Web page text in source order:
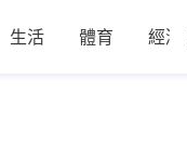
生活 體育 經濟